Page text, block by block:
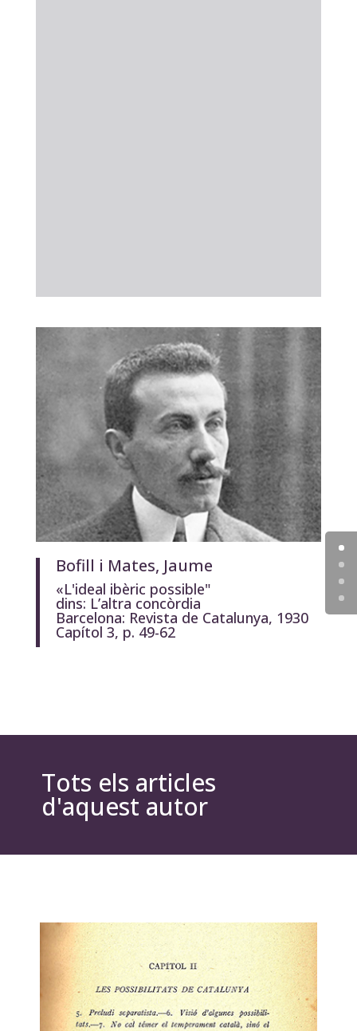
Bofill i Mates, Jaume
«L'ideal ibèric possible"
dins: L’altra concòrdia
Barcelona: Revista de Catalunya, 1930
Capítol 3, p. 49-62
Tots els articles
d'aquest autor